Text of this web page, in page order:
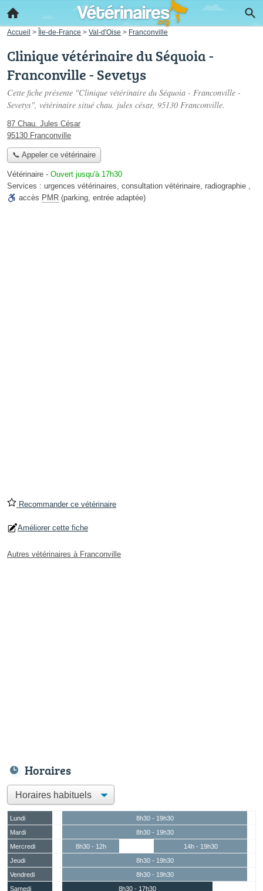
Accueil > Île-de-France > Val-d'Oise > Franconville
Clinique vétérinaire du Séquoia -
Franconville - Sevetys
Cette fiche présente "Clinique vétérinaire du Séquoia - Franconville -
Sevetys", vétérinaire situé chau. jules césar, 95130 Franconville.
87 Chau. Jules César
95130 Franconville
📞 Appeler ce vétérinaire
Vétérinaire - Ouvert jusqu'à 17h30
Services : urgences vétérinaires, consultation vétérinaire, radiographie ,
accès PMR (parking, entrée adaptée)
Recommander ce vétérinaire
Améliorer cette fiche
Autres vétérinaires à Franconville
Horaires
Lundi
8h30 - 19h30
Mardi
8h30 - 19h30
Mercredi
8h30 - 12h
14h - 19h30
Jeudi
8h30 - 19h30
Vendredi
8h30 - 19h30
Samedi
8h30 - 17h30